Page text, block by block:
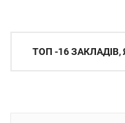
Навігація
ТОП -16 ЗАКЛАДІВ,